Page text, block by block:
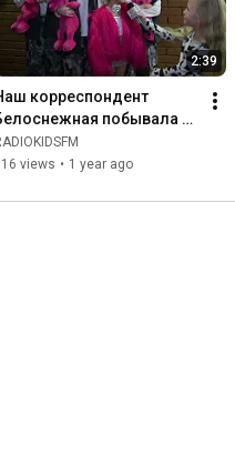
2:39
корреспондент
побывала на
Ёлка 3” и взяла
у Ми Ми
views • 1 year ago